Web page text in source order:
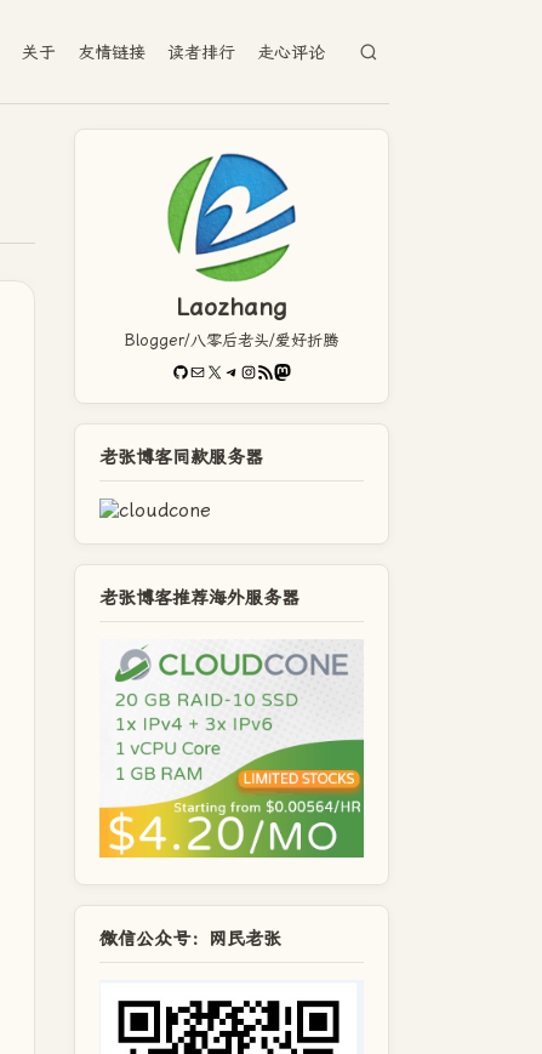
关于 友情链接 读者排行 走心评论
Laozhang
Blogger/八零后老头/爱好折腾
GitHub
电子邮件X Telegram
Instagram
RSS FeedMastodon
老张博客同款服务器
老张博客推荐海外服务器
微信公众号：网民老张